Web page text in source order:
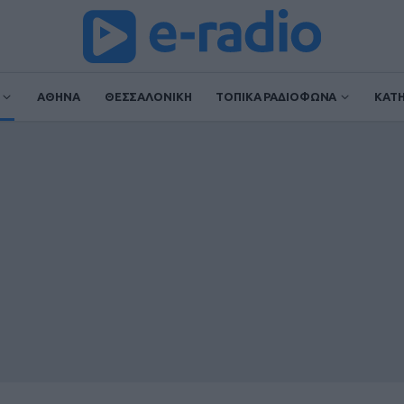
ΑΘΗΝΑ ΘΕΣΣΑΛΟΝΙΚΗ ΤΟΠΙΚΑ ΡΑΔΙΟΦΩΝΑ